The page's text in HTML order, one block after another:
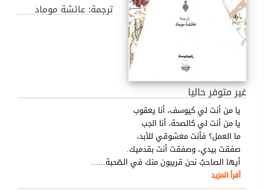
ترجمة: عائشة موماد
غير متوفر حاليا
يا من أنت لي كيوسف، أنا يعقوب
يا من أنت لي كالصحة، أنا الجب
ما العمل؟ فأنت معشوقي للأبد،
صفقت بيدي، وصفقت أنت بقدميك.
أيها الصاحبُ نحن قريبون منك في الصّحبة...…
أقرأ المزيد